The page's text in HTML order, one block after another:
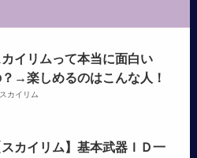
カイリムって本当に面白い
→楽しめるのはこんな人！
スカイリム
スカイリム】基本武器ＩＤ一